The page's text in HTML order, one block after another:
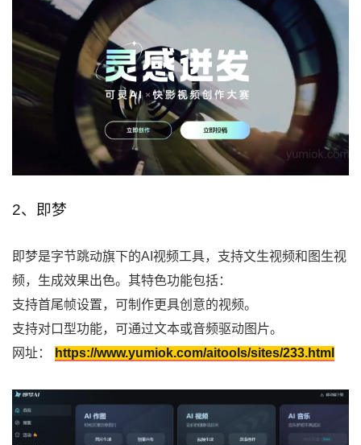
2、即梦
即梦是字节跳动旗下的AI视频工具，支持文生视频和图生视
频，生成效果出色。其特色功能包括：
支持首尾帧设置，可制作更具创意的视频。
支持对口型功能，可通过文本或音频驱动图片。
网址：
https://www.yumiok.com/aitools/sites/233.html